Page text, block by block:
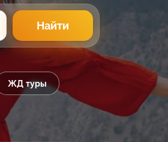
Найти
ЖД туры